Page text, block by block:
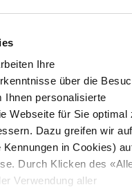
Ihre
über die
Ihnen personalisierte
Webseite für Sie optimal
Dazu greifen wir auf
in Cookies)
Durch Klicken des
Verwendung aller